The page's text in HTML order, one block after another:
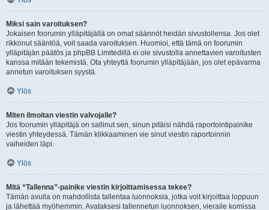
Miksi sain varoituksen?
Jokaisen foorumin ylläpitäjällä on omat säännöt heidän sivustollensa. Jos olet
rikkonut sääntöä, voit saada varoituksen. Huomioi, että tämä on foorumin
ylläpitäjän päätös ja phpBB Limitedillä ei ole sivustolla annettavien varoitusten
kanssa mitään tekemistä. Ota yhteyttä foorumin ylläpitäjään, jos olet epävarma
annetun varoituksen syystä.
Ylös
Miten ilmoitan viestin valvojalle?
Jos foorumin ylläpitäjä on sallinut sen, sinun pitäisi nähdä raportointipainike
viestin yhteydessä. Tämän klikkaaminen vie sinut viestin raportoinnin
vaiheiden läpi.
Ylös
Mitä “Tallenna”-painike viestin kirjoittamisessa tekee?
Tämän avulla on mahdollista tallentaa luonnoksia, jotka voit kirjoittaa loppuun
ja lähettää myöhemmin. Avataksesi tallennetun luonnoksen, vieraile komissa